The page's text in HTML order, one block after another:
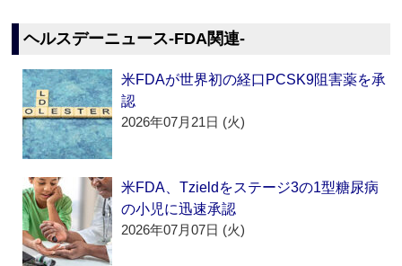
ヘルスデーニュース‐FDA関連‐
米FDAが世界初の経口PCSK9阻害薬を承
認
2026年07月21日 (火)
米FDA、Tzieldをステージ3の1型糖尿病
の小児に迅速承認
2026年07月07日 (火)